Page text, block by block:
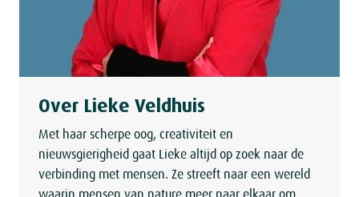
Over Lieke Veldhuis
Met haar scherpe oog, creativiteit en
nieuwsgierigheid gaat Lieke altijd op zoek naar de
verbinding met mensen. Ze streeft naar een wereld